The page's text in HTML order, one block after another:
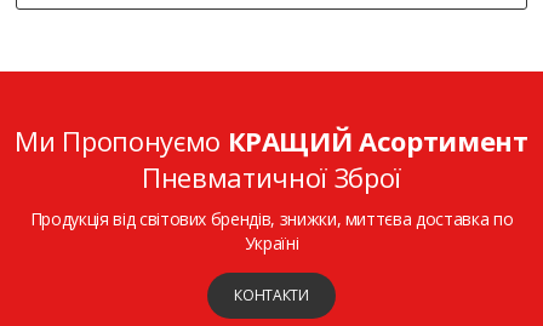
Ми Пропонуємо КРАЩИЙ Асортимент
Пневматичної Зброї
Продукція від світових брендів, знижки, миттєва доставка по
Україні
КОНТАКТИ